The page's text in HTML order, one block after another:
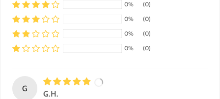
0%
(0)
0%
(0)
0%
(0)
0%
(0)
G
G.H.